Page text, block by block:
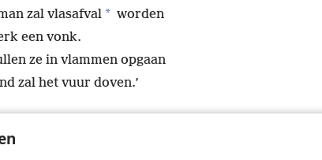
zal vlasafval * worden
een vonk.
ze in vlammen opgaan
zal het vuur doven.’